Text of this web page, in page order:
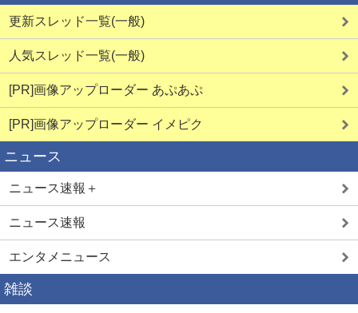
更新スレッド一覧(一般)
人気スレッド一覧(一般)
[PR]画像アップローダー あぷあぷ
[PR]画像アップローダー イメピク
ニュース
ニュース速報＋
ニュース速報
エンタメニュース
雑談